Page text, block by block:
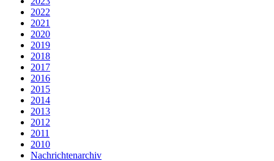
2022
2021
2020
2019
2018
2017
2016
2015
2014
2013
2012
2011
2010
Nachrichtenarchiv